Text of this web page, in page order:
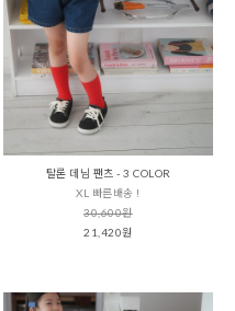
탈론 데님 팬츠 - 3 COLOR
XL 빠른배송 !
30,600원
21,420원